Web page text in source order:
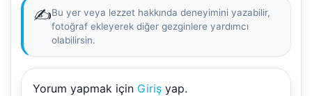
✍️Bu yer veya lezzet hakkında deneyimini yazabilir,
fotoğraf ekleyerek diğer gezginlere yardımcı
olabilirsin.
Yorum yapmak için Giriş yap.